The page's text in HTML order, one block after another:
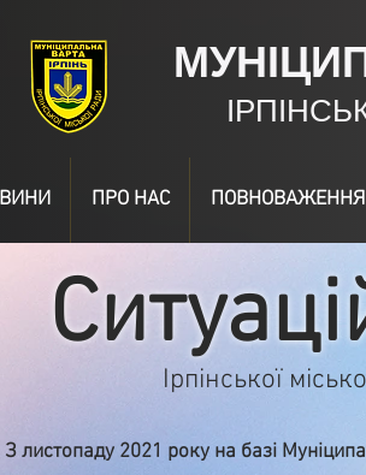
ПРО НАС ПОВНОВАЖЕННЯ
Ірпінської
З листопаду 2021 року на базі